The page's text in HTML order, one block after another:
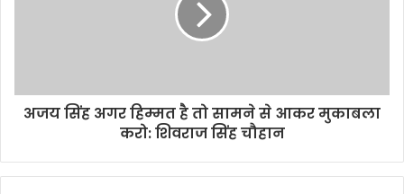
अजय सिंह अगर हिम्‍मत है तो सामने से आकर मुकाबला
करो: शिवराज सिंह चौहान